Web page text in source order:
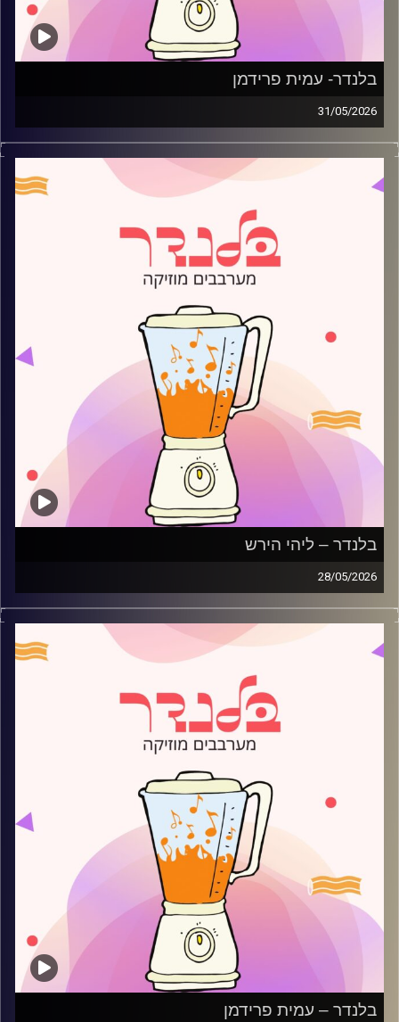
בלנדר- עמית פרידמן
31/05/2026
מוזיקה רגועה לפתוח איתה את הבוקר בהגשת עמית פרידמן
קרדיט תמונות:
AudioVersity
בלנדר – ליהי הירש
28/05/2026
מוזיקה רגועה לפתוח איתה את הבוקר בהגשת ליהי הירש
קרדיט תמונות:
AudioVersity
בלנדר – עמית פרידמן